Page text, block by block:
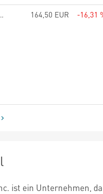
F EUR
164,50 EUR -16,31
ist ein Unternehmen,